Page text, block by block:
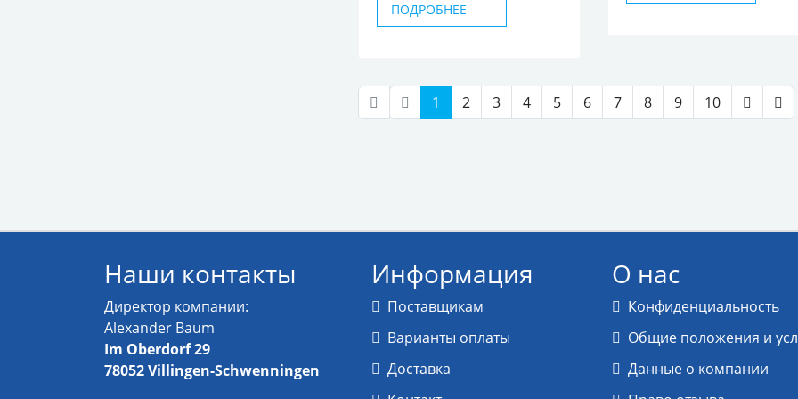
ПОДРОБНЕЕ
1 2 3 4 5 6 7 8 9 10
Наши контакты
Директор компании:
Alexander Baum
Im Oberdorf 29
78052 Villingen-Schwenningen
Информация
Поставщикам
Варианты оплаты
Доставка
О нас
Конфиденциальность
Общие положения и
Данные о компании